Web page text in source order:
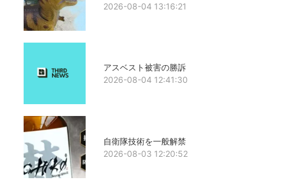
2026-08-04 13:16:21
アスベスト被害の勝訴
2026-08-04 12:41:30
自衛隊技術を一般解禁
2026-08-03 12:20:52